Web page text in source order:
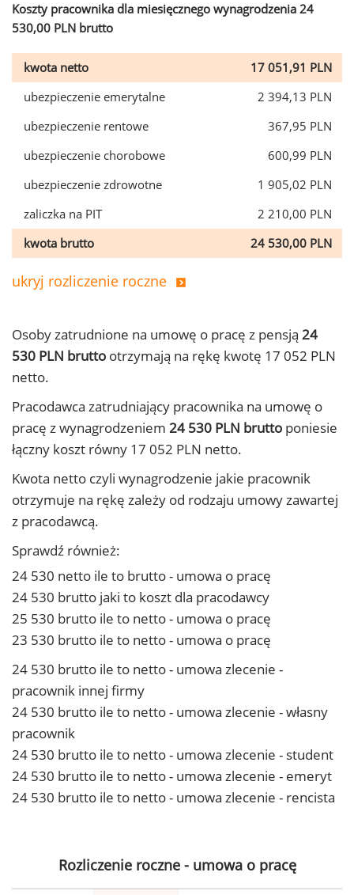
Koszty pracownika dla miesięcznego wynagrodzenia 24
530,00 PLN brutto
kwota netto
17 051,91 PLN
ubezpieczenie emerytalne
2 394,13 PLN
ubezpieczenie rentowe
367,95 PLN
ubezpieczenie chorobowe
600,99 PLN
ubezpieczenie zdrowotne
1 905,02 PLN
zaliczka na PIT
2 210,00 PLN
kwota brutto
24 530,00 PLN
ukryj rozliczenie roczne
Osoby zatrudnione na umowę o pracę z pensją 24
530 PLN brutto otrzymają na rękę kwotę 17 052 PLN
netto.
Pracodawca zatrudniający pracownika na umowę o
pracę z wynagrodzeniem 24 530 PLN brutto poniesie
łączny koszt równy 17 052 PLN netto.
Kwota netto czyli wynagrodzenie jakie pracownik
otrzymuje na rękę zależy od rodzaju umowy zawartej
z pracodawcą.
Sprawdź również:
24 530 netto ile to brutto - umowa o pracę
24 530 brutto jaki to koszt dla pracodawcy
25 530 brutto ile to netto - umowa o pracę
23 530 brutto ile to netto - umowa o pracę
24 530 brutto ile to netto - umowa zlecenie -
pracownik innej firmy
24 530 brutto ile to netto - umowa zlecenie - własny
pracownik
24 530 brutto ile to netto - umowa zlecenie - student
24 530 brutto ile to netto - umowa zlecenie - emeryt
24 530 brutto ile to netto - umowa zlecenie - rencista
Rozliczenie roczne - umowa o pracę